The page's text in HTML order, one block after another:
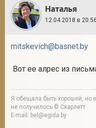
Наталья
12.04.2018 в 20:56
mitskevich@basnet.by
Вот ее алрес из
Я обещала быть хорошей, но
не получилось © Скарлетт
E-mail: bel@egida.by